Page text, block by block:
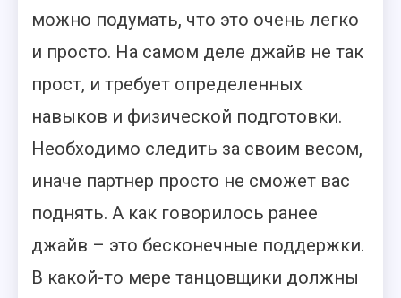
можно подумать, что это очень легко
и просто. На самом деле джайв не так
прост, и требует определенных
навыков и физической подготовки.
Необходимо следить за своим весом,
иначе партнер просто не сможет вас
поднять. А как говорилось ранее
джайв – это бесконечные поддержки.
В какой-то мере танцовщики должны